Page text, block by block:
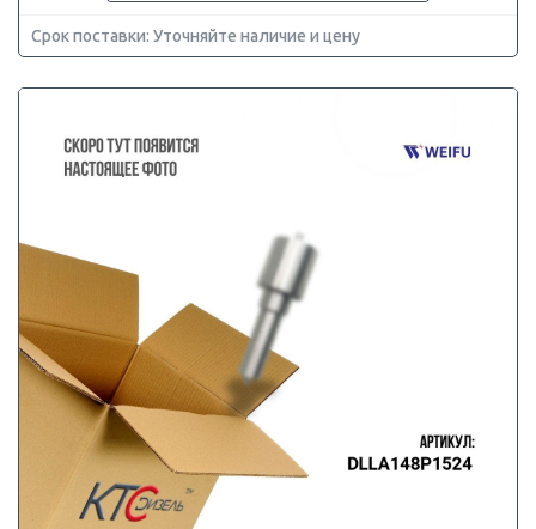
Срок поставки: Уточняйте наличие и цену